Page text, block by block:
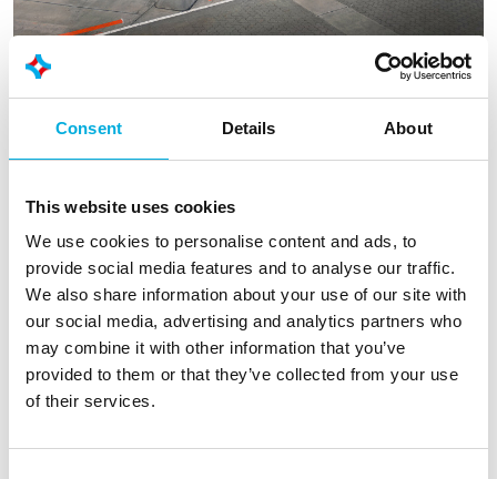
Consent Details About
This website uses cookies
We use cookies to personalise content and ads, to
provide social media features and to analyse our traffic.
We also share information about your use of our site with
our social media, advertising and analytics partners who
may combine it with other information that you’ve
provided to them or that they’ve collected from your use
of their services.
Gestroomlijnde workflow en
zorgen dat processen zoals inkoop, engineering
en kwaliteitsmanagement aan de hoogste
normen voldoen.
Dit vereist een flexibele werkwijze, creatief
gebruik van middelen en een goed
georganiseerde werkomgeving, waarin
professionals oplossingen kunnen samenstellen
en processen grondig documenteren. Onze ISO